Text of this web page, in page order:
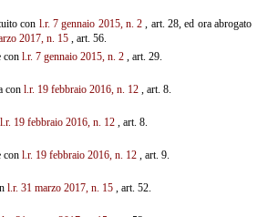
con l.r. 7 gennaio 2015, n. 2 , art. 28, ed ora abrogato
2017, n. 15, art. 56.
con l.r. 7 gennaio 2015, n. 2, art. 29.
con l.r. 19 febbraio 2016, n. 12, art. 8.
l.r. 19 febbraio 2016, n. 12, art. 8.
con l.r. 19 febbraio 2016, n. 12, art. 9.
l.r. 31 marzo 2017, n. 15, art. 52.